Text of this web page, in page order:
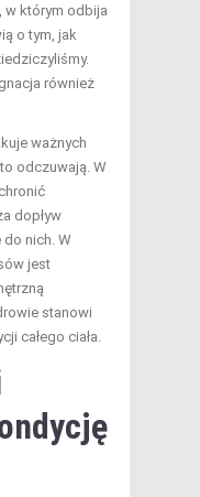
w którym odbija
o tym, jak
również
ważnych
odczuwają. W
dopływ
nich. W
jest
stanowi
całego ciała.